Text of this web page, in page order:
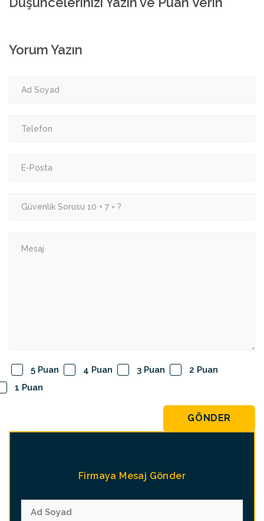
Yorum Yazın
5 Puan 4 Puan 3 Puan
2 Puan
1 Puan
GÖNDER
Firmaya Mesaj Gönder